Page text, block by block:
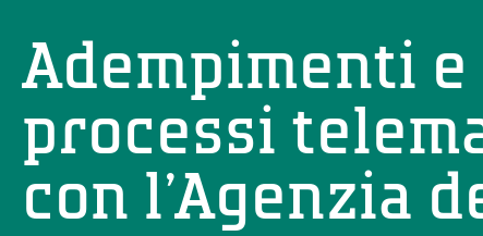
Adempimenti e
processi
con l’Agenzia